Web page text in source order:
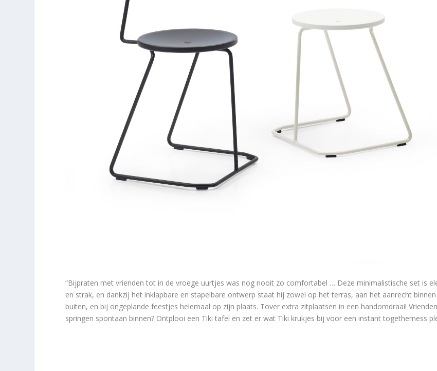
“Bijpraten met vrienden tot in de vroege uurtjes was nog nooit zo comfortabel … Deze minimalistische set is
en strak, en dankzij het inklapbare en stapelbare ontwerp staat hij zowel op het terras, aan het aanrecht binnen
buiten, en bij ongeplande feestjes helemaal op zijn plaats. Tover extra zitplaatsen in een handomdraai! Vrienden
springen spontaan binnen? Ontplooi een Tiki tafel en zet er wat Tiki krukjes bij voor een instant togetherness